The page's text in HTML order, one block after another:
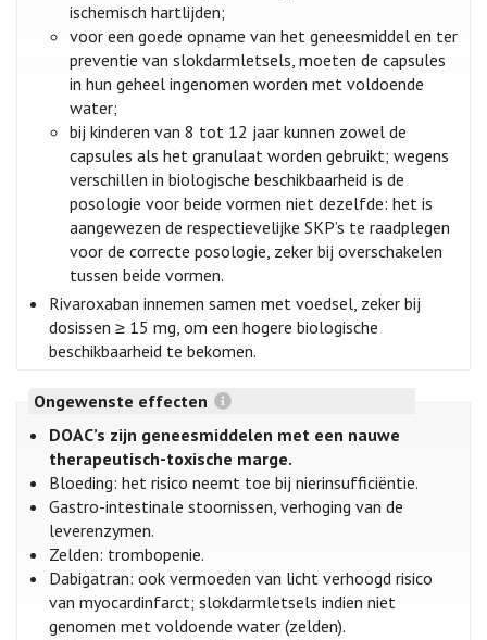
ischemisch hartlijden;
voor een goede opname van het geneesmiddel en ter
preventie van slokdarmletsels, moeten de capsules
in hun geheel ingenomen worden met voldoende
water;
bij kinderen van 8 tot 12 jaar kunnen zowel de
capsules als het granulaat worden gebruikt; wegens
verschillen in biologische beschikbaarheid is de
posologie voor beide vormen niet dezelfde: het is
aangewezen de respectievelijke SKP’s te raadplegen
voor de correcte posologie, zeker bij overschakelen
tussen beide vormen.
Rivaroxaban innemen samen met voedsel, zeker bij
dosissen ≥ 15 mg, om een hogere biologische
beschikbaarheid te bekomen.
Ongewenste effecten
DOAC’s zijn geneesmiddelen met een nauwe
therapeutisch-toxische marge.
Bloeding: het risico neemt toe bij nierinsufficiëntie.
Gastro-intestinale stoornissen, verhoging van de
leverenzymen.
Zelden: trombopenie.
Dabigatran: ook vermoeden van licht verhoogd risico
van myocardinfarct; slokdarmletsels indien niet
genomen met voldoende water (zelden).